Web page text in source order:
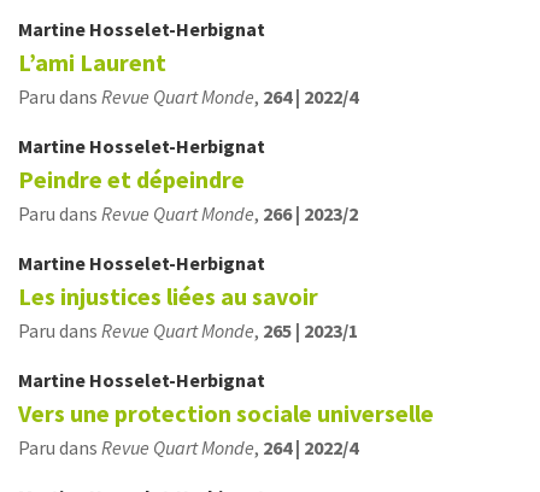
Martine Hosselet-Herbignat
L’ami Laurent
Paru dans Revue Quart Monde, 264 | 2022/4
Martine Hosselet-Herbignat
Peindre et dépeindre
Paru dans Revue Quart Monde, 266 | 2023/2
Martine Hosselet-Herbignat
Les injustices liées au savoir
Paru dans Revue Quart Monde, 265 | 2023/1
Martine Hosselet-Herbignat
Vers une protection sociale universelle
Paru dans Revue Quart Monde, 264 | 2022/4